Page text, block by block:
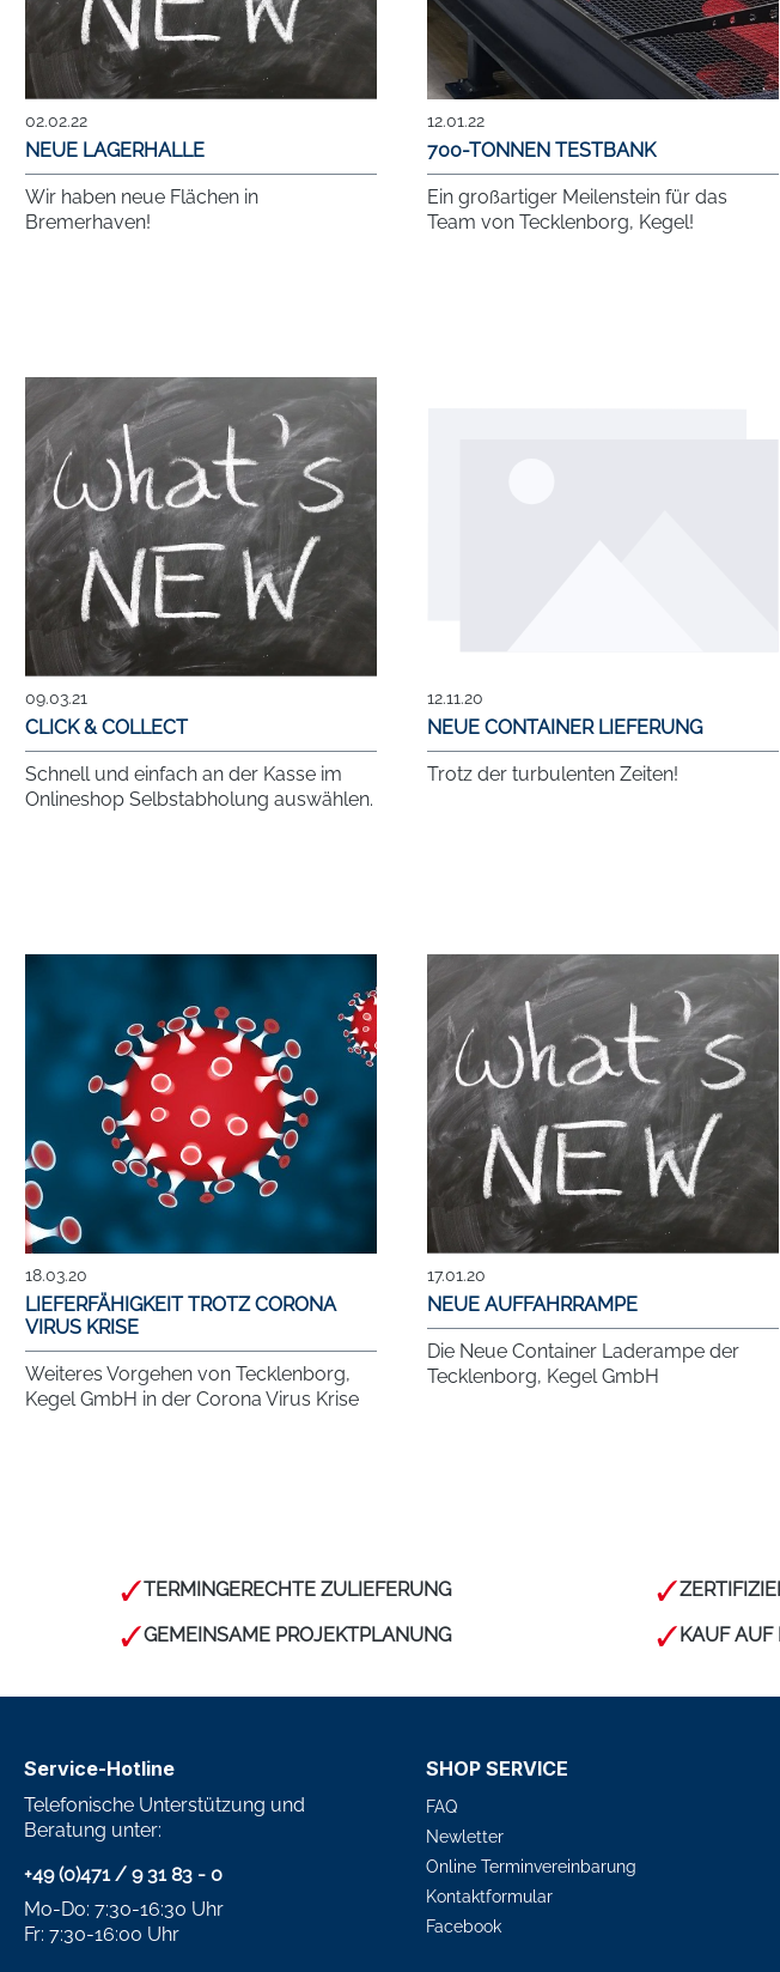
02.02.22
NEUE LAGERHALLE
Wir haben neue Flächen in
Bremerhaven!
12.01.22
700-TONNEN TESTBANK
Ein großartiger Meilenstein für das
Team von Tecklenborg, Kegel!
09.03.21
CLICK & COLLECT
Schnell und einfach an der Kasse im
Onlineshop Selbstabholung auswählen.
12.11.20
NEUE CONTAINER LIEFERUNG
Trotz der turbulenten Zeiten!
18.03.20
LIEFERFÄHIGKEIT TROTZ CORONA
VIRUS KRISE
Weiteres Vorgehen von Tecklenborg,
Kegel GmbH in der Corona Virus Krise
17.01.20
NEUE AUFFAHRRAMPE
Die Neue Container Laderampe der
Tecklenborg, Kegel GmbH
TERMINGERECHTE ZULIEFERUNG
GEMEINSAME PROJEKTPLANUNG
KAUF AUF
Service-Hotline
Telefonische Unterstützung und
Beratung unter:
+49 (0)471 / 9 31 83 - 0
Mo-Do: 7:30-16:30 Uhr
Fr: 7:30-16:00 Uhr
SHOP SERVICE
FAQ
Newletter
Online Terminvereinbarung
Kontaktformular
Facebook